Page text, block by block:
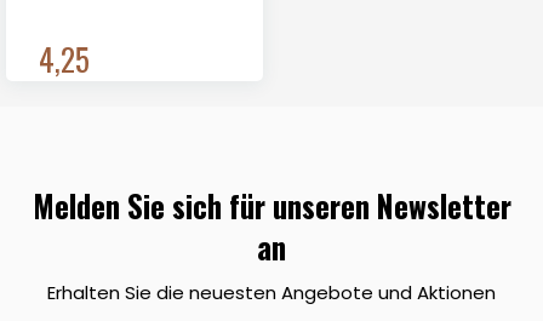
4,25
Melden Sie sich für unseren Newsletter
an
Erhalten Sie die neuesten Angebote und Aktionen